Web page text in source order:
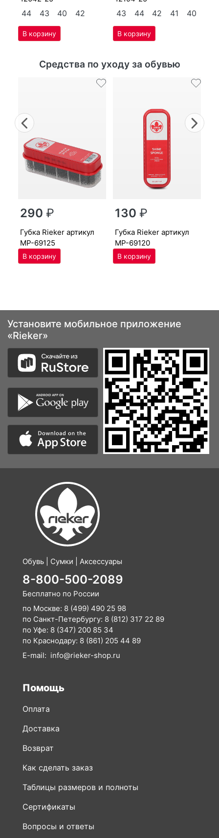
44 43 40 42 43 44 42 41 40
Средства по уходу за обувью
Previous
290₽
губ­ка Ri­eker артикул
MP-69125
130₽
губ­ка Ri­eker артикул
MP-69120
Установите мобильное приложение
«Rieker»
Обувь | Сумки | Аксессуары
8-800-500-2089
Бесплатно по России
по Москве: 8 (499) 490 25 98
по Санкт-Петербургу: 8 (812) 317 22 89
по Уфе: 8 (347) 200 85 34
по Краснодару: 8 (861) 205 44 89
E-mail: info@rieker-shop.ru
Помощь
Оплата
Доставка
Возврат
Как сделать заказ
Таблицы размеров и полноты
Сертификаты
Вопросы и ответы